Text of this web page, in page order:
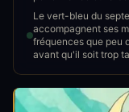
Le vert-bleu du
accompagnent ses
fréquences que peu
avant qu'il soit trop